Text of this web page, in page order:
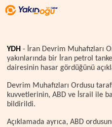
YDH - İran Devrim Muhafızları
yakınlarında bir İran petrol
dairesinin hasar gördüğünü
Devrim Muhafızları Ordusu
kuvvetlerinin, ABD ve İsrail ile
bildirildi.
Açıklamada ayrıca, ABD